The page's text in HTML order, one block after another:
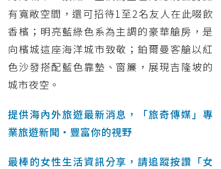
有寬敞空間，還可招待1至2名友人在此啜飲
香檳；明亮藍綠色系為主調的豪華艙房，是
向檳城這座海洋城市致敬；鉑爾曼客艙以紅
色沙發搭配藍色靠墊、窗簾，展現吉隆坡的
城市夜空。
提供海內外旅遊最新消息，「旅奇傳媒」專
業旅遊新聞‧豐富你的視野
最棒的女性生活資訊分享，請追蹤按讚「女